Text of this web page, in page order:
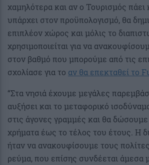
χαμηλότερα και αν ο Τουρισμός πάει
υπάρχει στον προϋπολογισμό, θα
επιπλέον χώρος και μόλις το
χρησιμοποιείται για να
στον βαθμό που μπορούμε από τις
σχολίασε για το αν θα επεκταθεί το
“Στα νησιά έχουμε μεγάλες
αυξήσει και το μεταφορικό
στις άγονες γραμμές και θα
χρήματα έως το τέλος του έτους. Η
ήταν να ανακουφίσουμε τους
ρεύμα, που επίσης συνδέεται άμεσα